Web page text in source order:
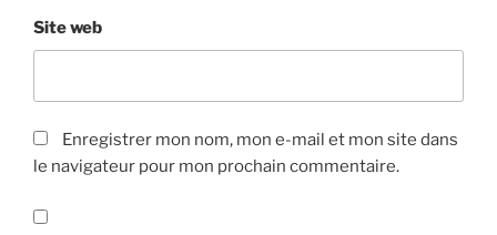
Site web
Enregistrer mon nom, mon e-mail et mon site dans
le navigateur pour mon prochain commentaire.